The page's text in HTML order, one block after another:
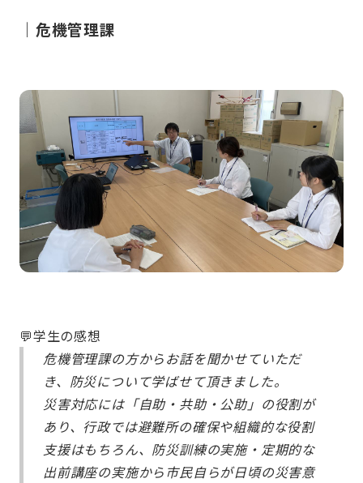
｜危機管理課
💬学生の感想
危機管理課の方からお話を聞かせていただ
き、防災について学ばせて頂きました。
災害対応には「自助・共助・公助」の役割が
あり、行政では避難所の確保や組織的な役割
支援はもちろん、防災訓練の実施・定期的な
出前講座の実施から市民自らが日頃の災害意